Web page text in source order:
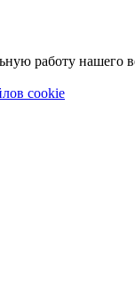
работу нашего
cookie